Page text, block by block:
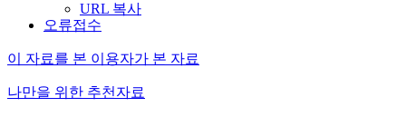
URL 복사
오류접수
이 자료를 본 이용자가 본 자료
나만을 위한 추천자료